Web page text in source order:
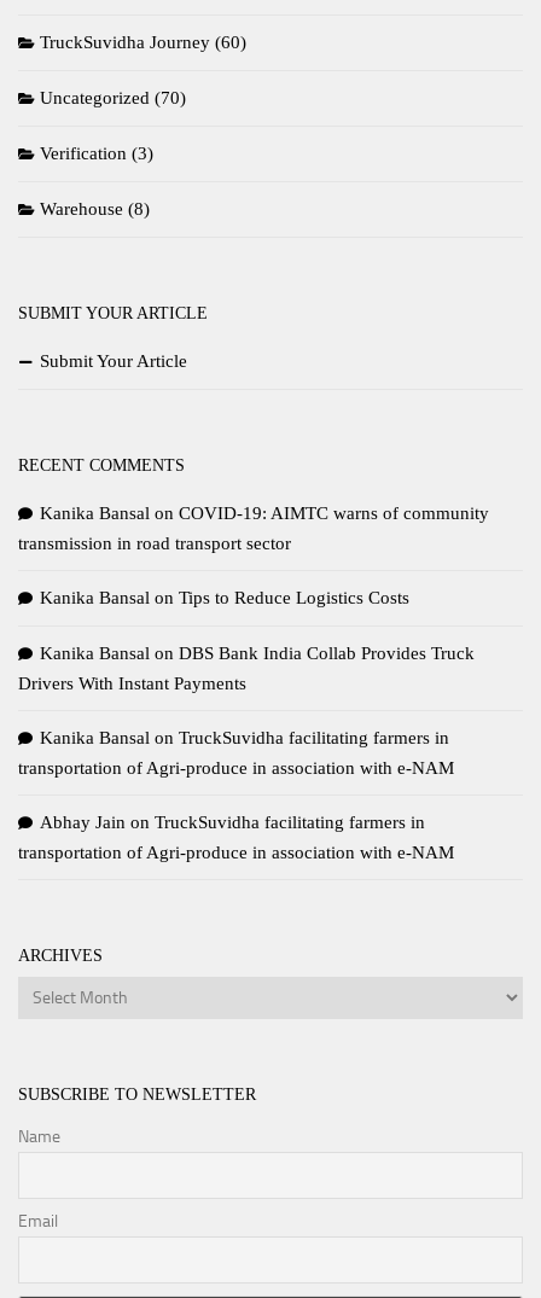
TruckSuvidha Journey (60)
Uncategorized (70)
Verification (3)
Warehouse (8)
SUBMIT YOUR ARTICLE
Submit Your Article
RECENT COMMENTS
Kanika Bansal on COVID-19: AIMTC warns of community
transmission in road transport sector
Kanika Bansal on Tips to Reduce Logistics Costs
Kanika Bansal on DBS Bank India Collab Provides Truck
Drivers With Instant Payments
Kanika Bansal on TruckSuvidha facilitating farmers in
transportation of Agri-produce in association with e-NAM
Abhay Jain on TruckSuvidha facilitating farmers in
transportation of Agri-produce in association with e-NAM
ARCHIVES
Archives
SUBSCRIBE TO NEWSLETTER
Name
Email